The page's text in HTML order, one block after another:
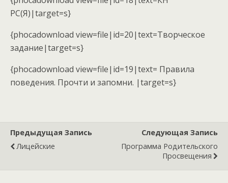
РС(Я)|target=s}
{phocadownload view=file|id=20|text=Творческое
задание|target=s}
{phocadownload view=file|id=19|text= Правила
поведения. Прочти и запомни. |target=s}
Предыдущая Запись
Лицейские
Следующая Запись
Программа Родительского
Просвещения